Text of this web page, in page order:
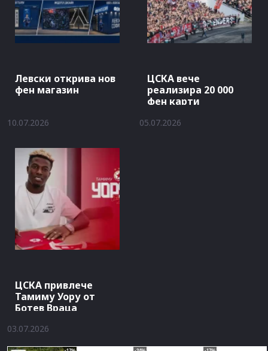
Левски открива нов
фен магазин
10.07.2026
ЦСКА вече
реализира 20 000
фен карти
05.07.2026
ЦСКА привлече
Тамиму Уору от
Ботев Враца
03.07.2026